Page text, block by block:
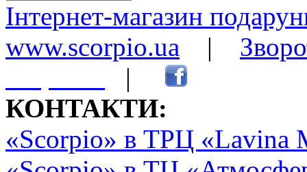
Інтернет-магазин
www.scorpio.ua |
|
КОНТАКТИ:
«Scorpio» в ТРЦ «Lavina